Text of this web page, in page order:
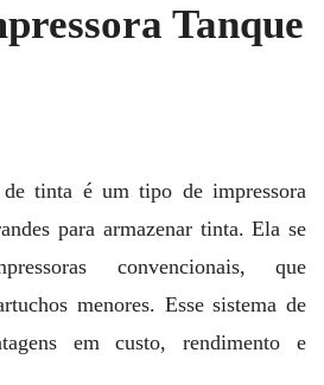
Tanque
de tinta é um tipo de impressora
para armazenar tinta. Ela se
convencionais, que
menores. Esse sistema de
em custo, rendimento e